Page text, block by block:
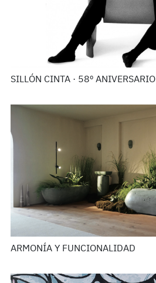
SILLÓN CINTA · 58º ANIVERSARIO
ARMONÍA Y FUNCIONALIDAD